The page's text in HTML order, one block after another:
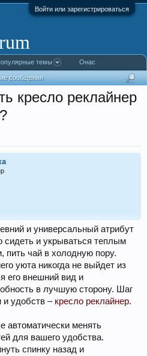
Войти или зарегистрироваться
кресло реклайнер
и универсальный атрибут
и укрываться теплым
пить чай в холодную пору.
уюта никогда не выйдет из
его внешний вид и
в лучшую сторону. Шаг
и удобств – кресло реклайнер.
автоматически менять
для вашего удобства.
спинку назад и
сообщения
темы Онас